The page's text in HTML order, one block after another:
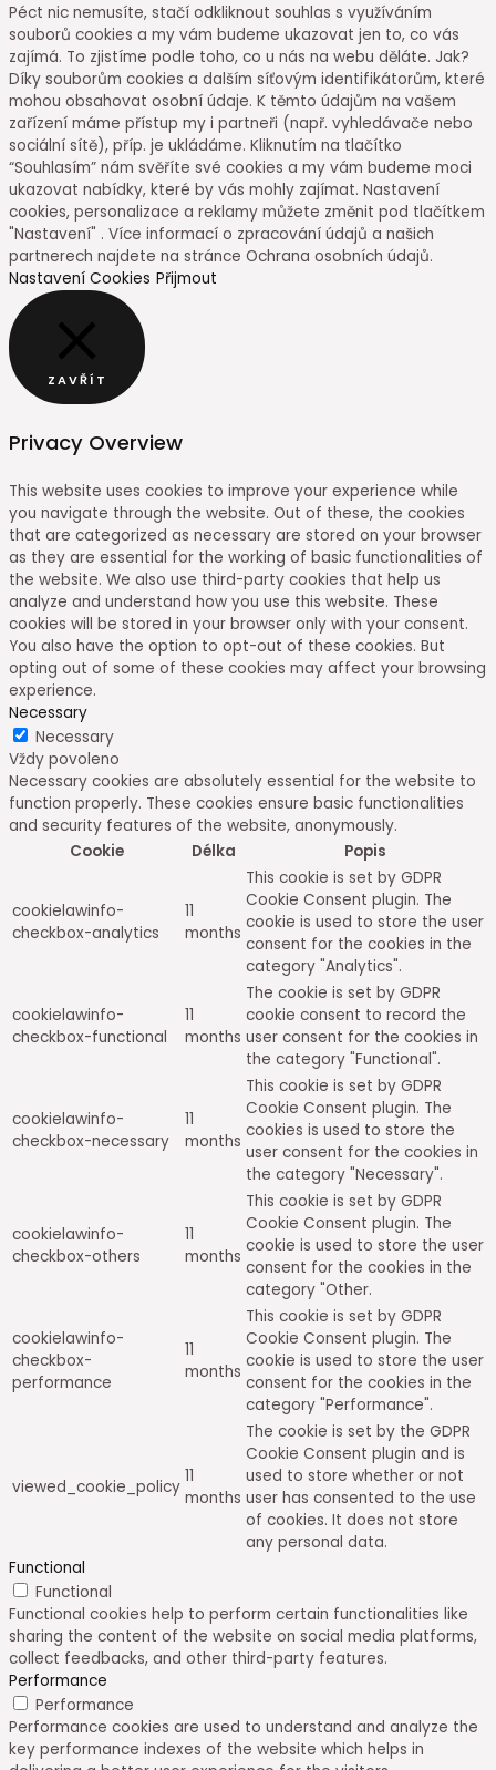
Péct nic nemusíte, stačí odkliknout souhlas s využíváním
souborů cookies a my vám budeme ukazovat jen to, co vás
zajímá. To zjistíme podle toho, co u nás na webu děláte. Jak?
Díky souborům cookies a dalším síťovým identifikátorům, které
mohou obsahovat osobní údaje. K těmto údajům na vašem
zařízení máme přístup my i partneři (např. vyhledávače nebo
sociální sítě), příp. je ukládáme. Kliknutím na tlačítko
“Souhlasím” nám svěříte své cookies a my vám budeme moci
ukazovat nabídky, které by vás mohly zajímat. Nastavení
cookies, personalizace a reklamy můžete změnit pod tlačítkem
"Nastavení" . Více informací o zpracování údajů a našich
partnerech najdete na stránce Ochrana osobních údajů.
Nastavení Cookies Přijmout
ZAVŘÍT
Privacy Overview
This website uses cookies to improve your experience while
you navigate through the website. Out of these, the cookies
that are categorized as necessary are stored on your browser
as they are essential for the working of basic functionalities of
the website. We also use third-party cookies that help us
analyze and understand how you use this website. These
cookies will be stored in your browser only with your consent.
You also have the option to opt-out of these cookies. But
opting out of some of these cookies may affect your browsing
experience.
Necessary
Necessary
Vždy povoleno
Necessary cookies are absolutely essential for the website to
function properly. These cookies ensure basic functionalities
and security features of the website, anonymously.
Cookie
Délka Popis
cookielawinfo-
checkbox-analytics
11
months
This cookie is set by GDPR
Cookie Consent plugin. The
cookie is used to store the user
consent for the cookies in the
category "Analytics".
cookielawinfo-
checkbox-functional
11
months
The cookie is set by GDPR
cookie consent to record the
user consent for the cookies in
the category "Functional".
cookielawinfo-
checkbox-necessary
11
months
This cookie is set by GDPR
Cookie Consent plugin. The
cookies is used to store the
user consent for the cookies in
the category "Necessary".
cookielawinfo-
checkbox-others
11
months
This cookie is set by GDPR
Cookie Consent plugin. The
cookie is used to store the user
consent for the cookies in the
category "Other.
cookielawinfo-
checkbox-
performance
11
months
This cookie is set by GDPR
Cookie Consent plugin. The
cookie is used to store the user
consent for the cookies in the
category "Performance".
viewed_cookie_policy
11
months
The cookie is set by the GDPR
Cookie Consent plugin and is
used to store whether or not
user has consented to the use
of cookies. It does not store
any personal data.
Functional
Functional
Functional cookies help to perform certain functionalities like
sharing the content of the website on social media platforms,
collect feedbacks, and other third-party features.
Performance
Performance
Performance cookies are used to understand and analyze the
key performance indexes of the website which helps in